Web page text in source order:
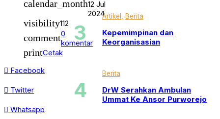
Profil
Redaksi
Reportase
Resensi
RMI NU
Sejarah
Surat Kabar
Tokoh
Video
calendar_month12 Jul
2024
visibility112
comment0
komentar
printCetak
Facebook
Twitter
Whatsapp
Artikel Berita
Kepemimpinan dan
Keorganisasian
Berita
DrW Serahkan Ambulan
Ummat Ke Ansor Purworejo